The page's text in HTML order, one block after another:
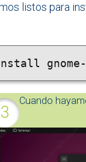
listos para
Cuando